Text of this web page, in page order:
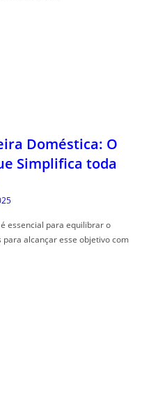
Doméstica: O
Simplifica toda
essencial para equilibrar o
alcançar esse objetivo com